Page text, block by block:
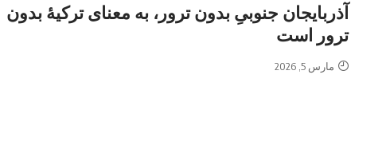
آذربایجان جنوبیِ بدون ترور، به معنای ترکیهٔ بدون
ترور است
مارس 5, 2026